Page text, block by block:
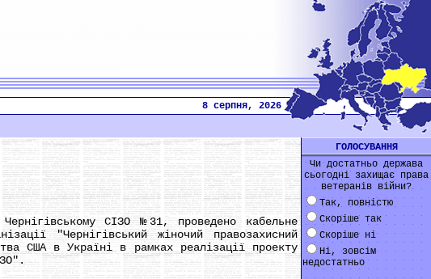
8 серпня, 2026
СІЗО №31, проведено кабельне
"Чернігівський жіночий правозахисний
США в Україні в рамках реалізації проекту
ГОЛОСУВАННЯ
Чи достатньо держава
сьогодні захищає права
ветеранів війни?
Так, повністю
Скоріше так
Скоріше ні
Ні, зовсім
недостатньо